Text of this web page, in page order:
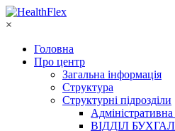
×
Головна
Про центр
Загальна інформація
Структура
Структурні підрозділи
ВІДДІЛ